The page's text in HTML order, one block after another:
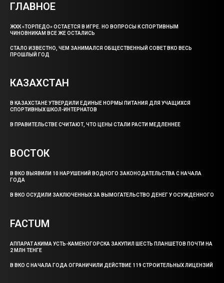
ГЛАВНОЕ
ЖХК «ТОРПЕДО» ОСТАЕТСЯ В ИГРЕ. НО ВОПРОСЫ К СПОРТИВНЫМ
ЧИНОВНИКАМ ВСЕ ЖЕ ОСТАЛИСЬ
СТАЛО ИЗВЕСТНО, ЧЕМ ЗАНИМАЛСЯ ОБЩЕСТВЕННЫЙ СОВЕТ ВКО ВЕСЬ
ПРОШЛЫЙ ГОД
КАЗАХСТАН
В КАЗАХСТАНЕ УТВЕРДИЛИ ЕДИНЫЕ НОРМЫ ПИТАНИЯ ДЛЯ УЧАЩИХСЯ
СПОРТИВНЫХ ШКОЛ-ИНТЕРНАТОВ
В ПРАВИТЕЛЬСТВЕ СЧИТАЮТ, ЧТО ЦЕНЫ СТАЛИ РАСТИ МЕДЛЕННЕЕ
ВОСТОК
В ВКО ВЫЯВИЛИ 10 НАРУШЕНИЙ ВОДНОГО ЗАКОНОДАТЕЛЬСТВА С НАЧАЛА
ГОДА
В ВКО ОСУДИЛИ ЗАКЛЮЧЕННЫХ ЗА ВЫМОГАТЕЛЬСТВО ДЕНЕГ У ОСУЖДЕННОГО
FACTUM
АППАРАТ АКИМА УСТЬ-КАМЕНОГОРСКА ЗАКУПИЛ ШЕСТЬ ПЛАНШЕТОВ ПОЧТИ НА
2 МЛН ТЕНГЕ
В ВКО С НАЧАЛА ГОДА ОГРАНИЧИЛИ ДЕЙСТВИЕ 119 СТРОИТЕЛЬНЫХ ЛИЦЕНЗИЙ